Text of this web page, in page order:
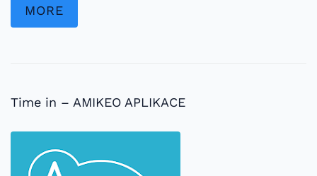
MORE
Time in – AMIKEO APLIKACE